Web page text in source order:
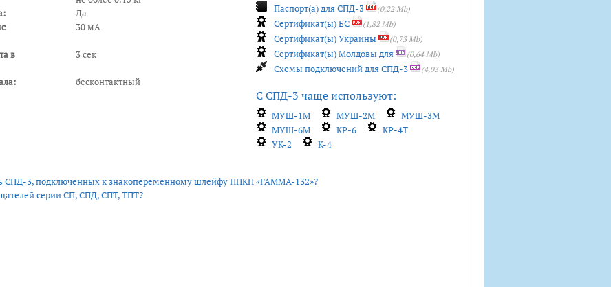
Да
30 мA
в
3 сек
бесконтактный
Паспорт(а) для СПД-3 (0,22 Mb)
Сертификат(ы) ЕС (1,82 Mb)
Сертификат(ы) Украины (0,73 Mb)
Сертификат(ы) Молдовы для (0,64 Mb)
Схемы подключений для СПД-3 (4,03 Mb)
С СПД-3 чаще используют:
MУШ-1M МУШ-2M
МУШ-3M
МУШ-6M
КР-6
КР-4T
УК-2
K-4
СПД-3, подключенных к знакопеременному шлейфу ППКП «ГАММА-132»?
серии СП, СПД, СПТ, ТПТ?